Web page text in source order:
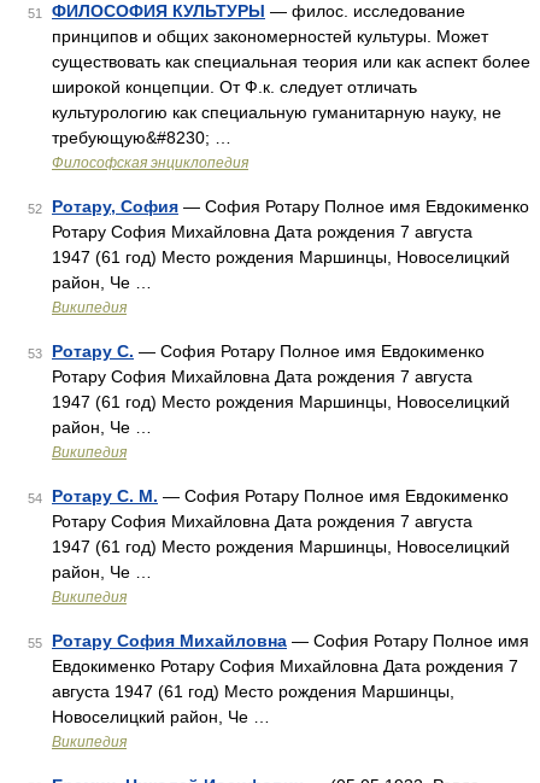
51 ФИЛОСОФИЯ КУЛЬТУРЫ — филос. исследование
принципов и общих закономерностей культуры. Может
существовать как специальная теория или как аспект более
широкой концепции. От Ф.к. следует отличать
культурологию как специальную гуманитарную науку, не
требующую&#8230; …
Философская энциклопедия
52 Ротару, София — София Ротару Полное имя Евдокименко
Ротару София Михайловна Дата рождения 7 августа
1947 (61 год) Место рождения Маршинцы, Новоселицкий
район, Че …
Википедия
53 Ротару С. — София Ротару Полное имя Евдокименко
Ротару София Михайловна Дата рождения 7 августа
1947 (61 год) Место рождения Маршинцы, Новоселицкий
район, Че …
Википедия
54 Ротару С. М. — София Ротару Полное имя Евдокименко
Ротару София Михайловна Дата рождения 7 августа
1947 (61 год) Место рождения Маршинцы, Новоселицкий
район, Че …
Википедия
55 Ротару София Михайловна — София Ротару Полное имя
Евдокименко Ротару София Михайловна Дата рождения 7
августа 1947 (61 год) Место рождения Маршинцы,
Новоселицкий район, Че …
Википедия